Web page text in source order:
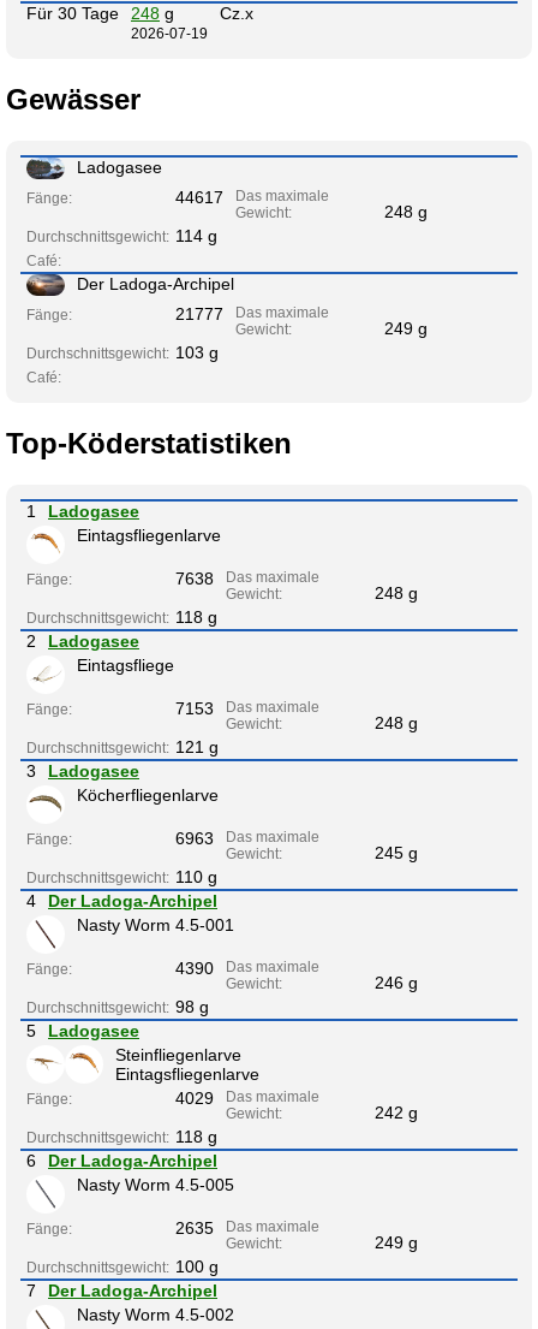
Für 30 Tage 248 g
2026-07-19
Cz.x
Gewässer
Ladogasee
Fänge: 44617
Das maximale
Gewicht:
248 g
Durchschnittsgewicht: 114 g
Café:
Der Ladoga-Archipel
Fänge: 21777
Das maximale
Gewicht:
249 g
Durchschnittsgewicht: 103 g
Café:
Top-Köderstatistiken
1
Ladogasee
Eintagsfliegenlarve
Fänge: 7638
Das maximale
Gewicht:
248 g
Durchschnittsgewicht: 118 g
2
Ladogasee
Eintagsfliege
Fänge: 7153
Das maximale
Gewicht:
248 g
Durchschnittsgewicht: 121 g
3
Ladogasee
Köcherfliegenlarve
Fänge: 6963
Das maximale
Gewicht:
245 g
Durchschnittsgewicht: 110 g
4
Der Ladoga-Archipel
Nasty Worm 4.5-001
Fänge: 4390
Das maximale
Gewicht:
246 g
Durchschnittsgewicht: 98 g
5
Ladogasee
Steinfliegenlarve
Eintagsfliegenlarve
Fänge: 4029
Das maximale
Gewicht:
242 g
Durchschnittsgewicht: 118 g
6
Der Ladoga-Archipel
Nasty Worm 4.5-005
Fänge: 2635
Das maximale
Gewicht:
249 g
Durchschnittsgewicht: 100 g
7
Der Ladoga-Archipel
Nasty Worm 4.5-002